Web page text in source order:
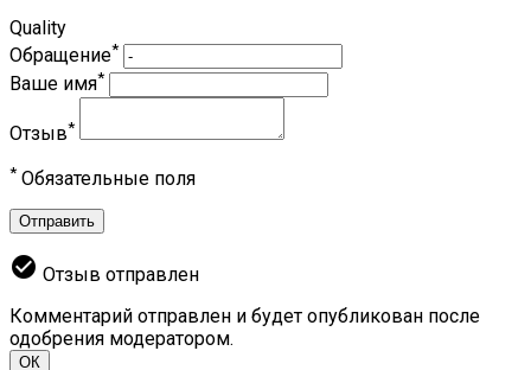
Quality
Обращение*
Ваше имя*
Отзыв*
* Обязательные поля
Отправить
check_circle Отзыв отправлен
Комментарий отправлен и будет опубликован после
одобрения модератором.
ОК